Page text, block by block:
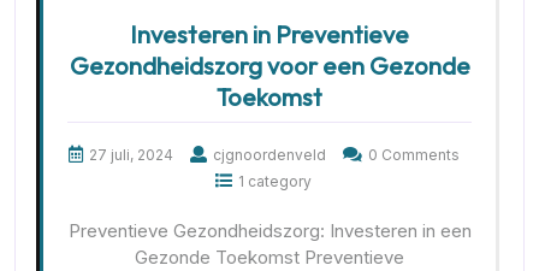
Investeren in Preventieve
Gezondheidszorg voor een Gezonde
Toekomst
27 juli, 2024 cjgnoordenveld
0 Comments
1 category
Preventieve Gezondheidszorg: Investeren in een
Gezonde Toekomst Preventieve